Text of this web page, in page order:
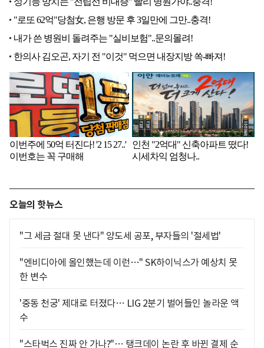
오늘의 핫뉴스
"그 세금 절대 못 낸다" 양도세 공포, 부자들의 '절세법'
"엔비디아에 올인했는데 이런…" SK하이닉스가 예상치 못
한 변수
'중동 천궁' 제대로 터졌다… LIG 2분기 벌어들인 놀라운 액
수
"스타벅스 진짜 안 가나?"… 탱크데이 논란 후 바뀐 결제 순